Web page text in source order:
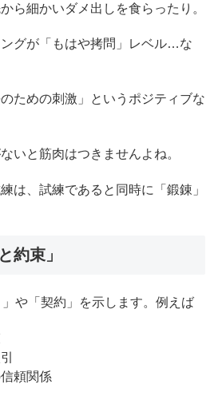
ら細かいダメ出しを食らったり。
グが「もはや拷問」レベル…な
ための刺激」というポジティブな
いと筋肉はつきませんよね。
は、試練であると同時に「鍛錬」
約束」
や「契約」を示します。例えば
頼関係